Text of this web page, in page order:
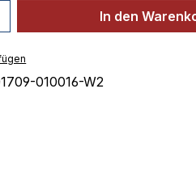
Gib denIn den
010016-W2